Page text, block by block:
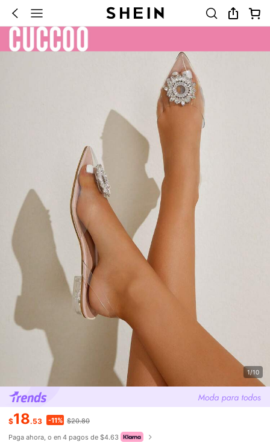
1/10
$18.53 -11% $20.80
Paga ahora, o en 4 pagos de $4.63